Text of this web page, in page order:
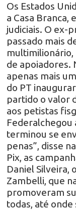
Os Estados
a Casa Branca,
judiciais. O ex-
passado mais
multimilionário,
de apoiadores.
apenas mais
do PT
partido o valor
aos petistas
Federalchegou
terminou se
penas”, disse
Pix, as
Daniel Silveira,
Zambelli, que
promoveram
todas, até onde